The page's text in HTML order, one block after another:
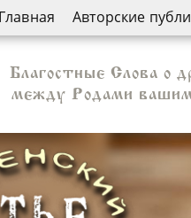
Главная Авторские
Благостные Слова о
между Родами